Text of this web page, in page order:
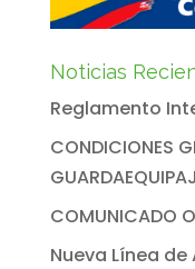
Noticias
Reglamento
CONDICIONES
COMUNICADO
Nueva Línea